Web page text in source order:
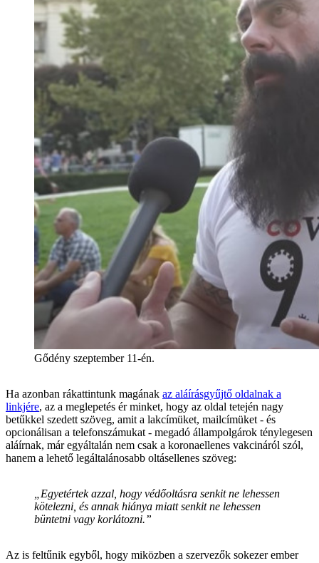
Gődény szeptember 11-én.
Ha azonban rákattintunk magának az aláírásgyűjtő oldalnak a
linkjére, az a meglepetés ér minket, hogy az oldal tetején nagy
betűkkel szedett szöveg, amit a lakcímüket, mailcímüket - és
opcionálisan a telefonszámukat - megadó állampolgárok ténylegesen
aláírnak, már egyáltalán nem csak a koronaellenes vakcináról szól,
hanem a lehető legáltalánosabb oltásellenes szöveg:
„Egyetértek azzal, hogy védőoltásra senkit ne lehessen
kötelezni, és annak hiánya miatt senkit ne lehessen
büntetni vagy korlátozni.”
Az is feltűnik egyből, hogy miközben a szervezők sokezer ember